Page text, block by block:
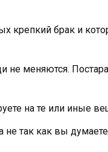
крепкий брак и
меняются.
на те или иные
не так как вы